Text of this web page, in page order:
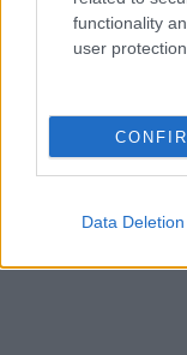
functionality
user protection.
Data Deletion